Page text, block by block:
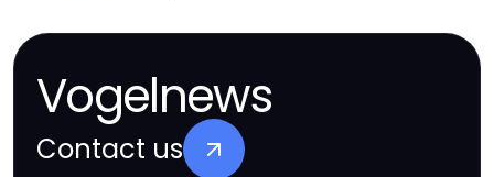
Vogelnews
Contact us